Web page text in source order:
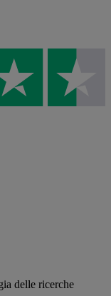
delle ricerche